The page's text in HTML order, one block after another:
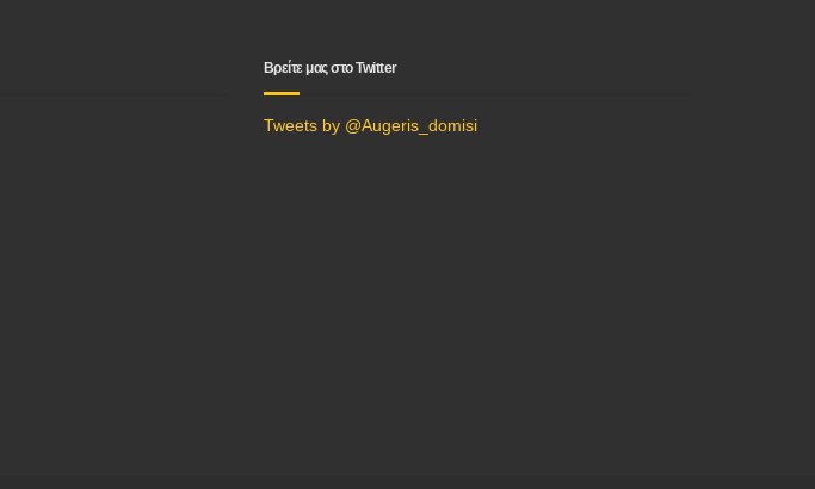
Βρείτε μας στο Twitter
Tweets by @Augeris_domisi